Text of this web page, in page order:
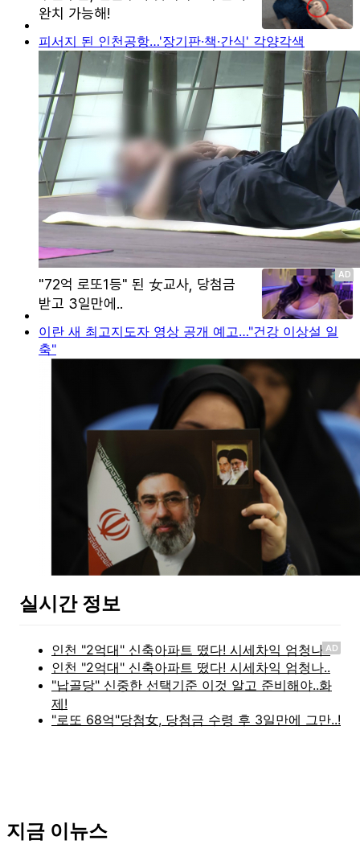
피서지 된 인천공항…'장기판·책·간식' 각양각색
이란 새 최고지도자 영상 공개 예고…"건강 이상설 일
축"
실시간 정보
AD
지금 이뉴스